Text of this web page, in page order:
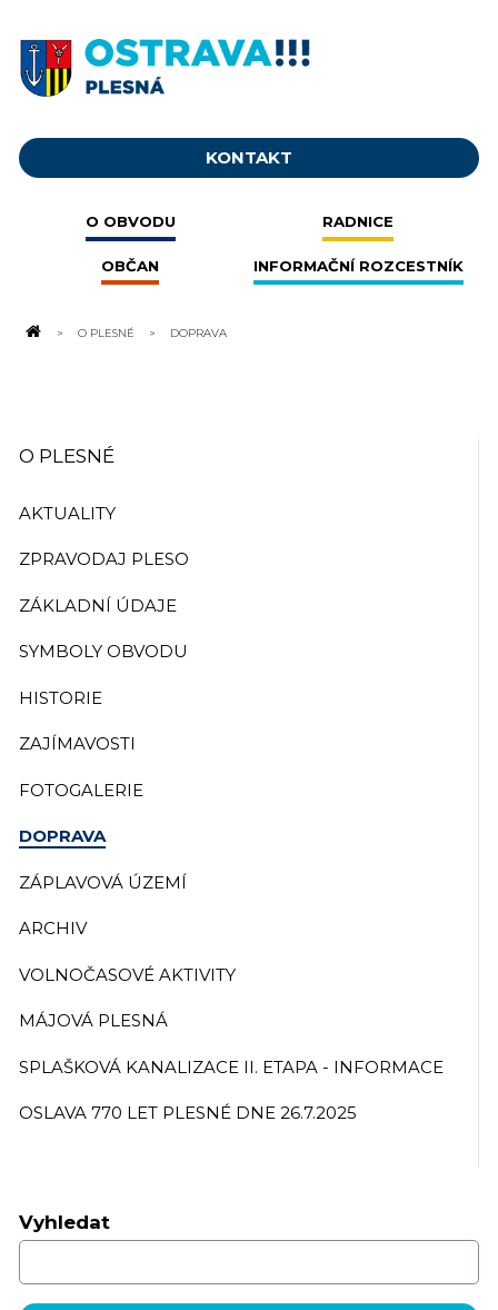
KONTAKT
O OBVODU RADNICE
OBČAN INFORMAČNÍ ROZCESTNÍK
O PLESNÉ DOPRAVA
O PLESNÉ
AKTUALITY
ZPRAVODAJ PLESO
ZÁKLADNÍ ÚDAJE
SYMBOLY OBVODU
HISTORIE
ZAJÍMAVOSTI
FOTOGALERIE
DOPRAVA
ZÁPLAVOVÁ ÚZEMÍ
ARCHIV
VOLNOČASOVÉ AKTIVITY
MÁJOVÁ PLESNÁ
SPLAŠKOVÁ KANALIZACE II. ETAPA - INFORMACE
OSLAVA 770 LET PLESNÉ DNE 26.7.2025
Vyhledat